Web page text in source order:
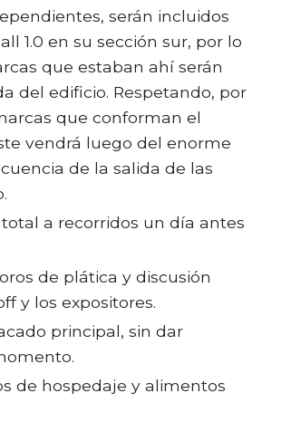
serán incluidos
1.0 en su sección sur, por lo
que estaban ahí serán
del edificio. Respetando, por
que conforman el
vendrá luego del enorme
de la salida de las
a recorridos un día antes
de plática y discusión
y los expositores.
principal, sin dar
de hospedaje y alimentos